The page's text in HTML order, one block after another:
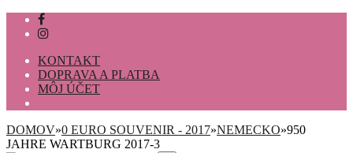
KONTAKT
DOPRAVA A PLATBA
MÔJ ÚČET
DOMOV»0 EURO SOUVENIR - 2017»NEMECKO»950
JAHRE WARTBURG 2017-3